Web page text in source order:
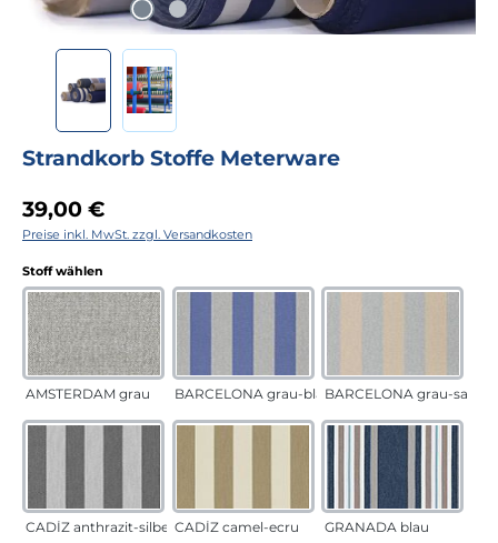
Strandkorb Stoffe Meterware
Regulärer Preis:
39,00 €
Preise inkl. MwSt. zzgl. Versandkosten
Stoff wählen
AMSTERDAM grau BARCELONA grau-blauBARCELONA grau-sand
CADÍZ anthrazit-silber CADÍZ camel-ecru GRANADA blau